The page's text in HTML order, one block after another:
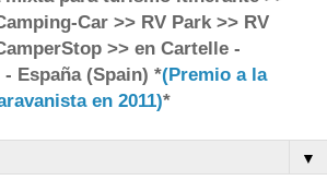
Car >> RV Park >> RV
>> en Cartelle -
España (Spain) *(Premio a la
en 2011)*
▼